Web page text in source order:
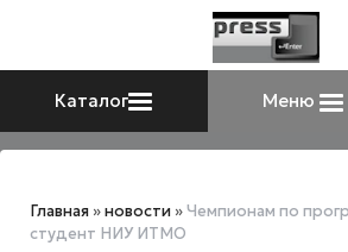
Каталог Меню
Главная »новости »Чемпионам по
студент НИУ ИТМО